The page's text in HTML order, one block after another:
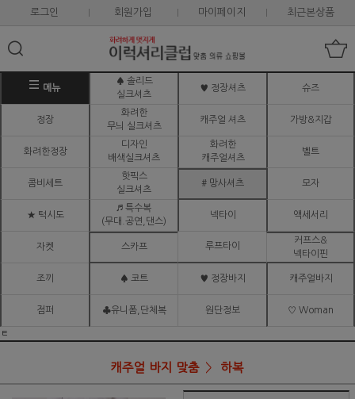
로그인 회원가입 마이페이지 최근본상품
메뉴
♠ 솔리드
실크셔츠
♥ 정장셔츠 슈즈
정장
화려한
무늬 실크셔츠
캐주얼 셔츠 가방&지갑
화려한정장
디자인
배색실크셔츠
화려한
캐주얼셔츠
벨트
콤비세트
핫픽스
실크셔츠
# 망사셔츠 모자
★ 턱시도
♬ 특수복
(무대.공연,댄스)
넥타이 액세서리
자켓 스카프 루프타이
커프스&
넥타이핀
조끼 ♠ 코트 ♥ 정장바지 캐주얼바지
점퍼 ♣유니폼,단체복 원단정보 ♡ Woman
ㅌ
캐주얼 바지 맞춤 하복